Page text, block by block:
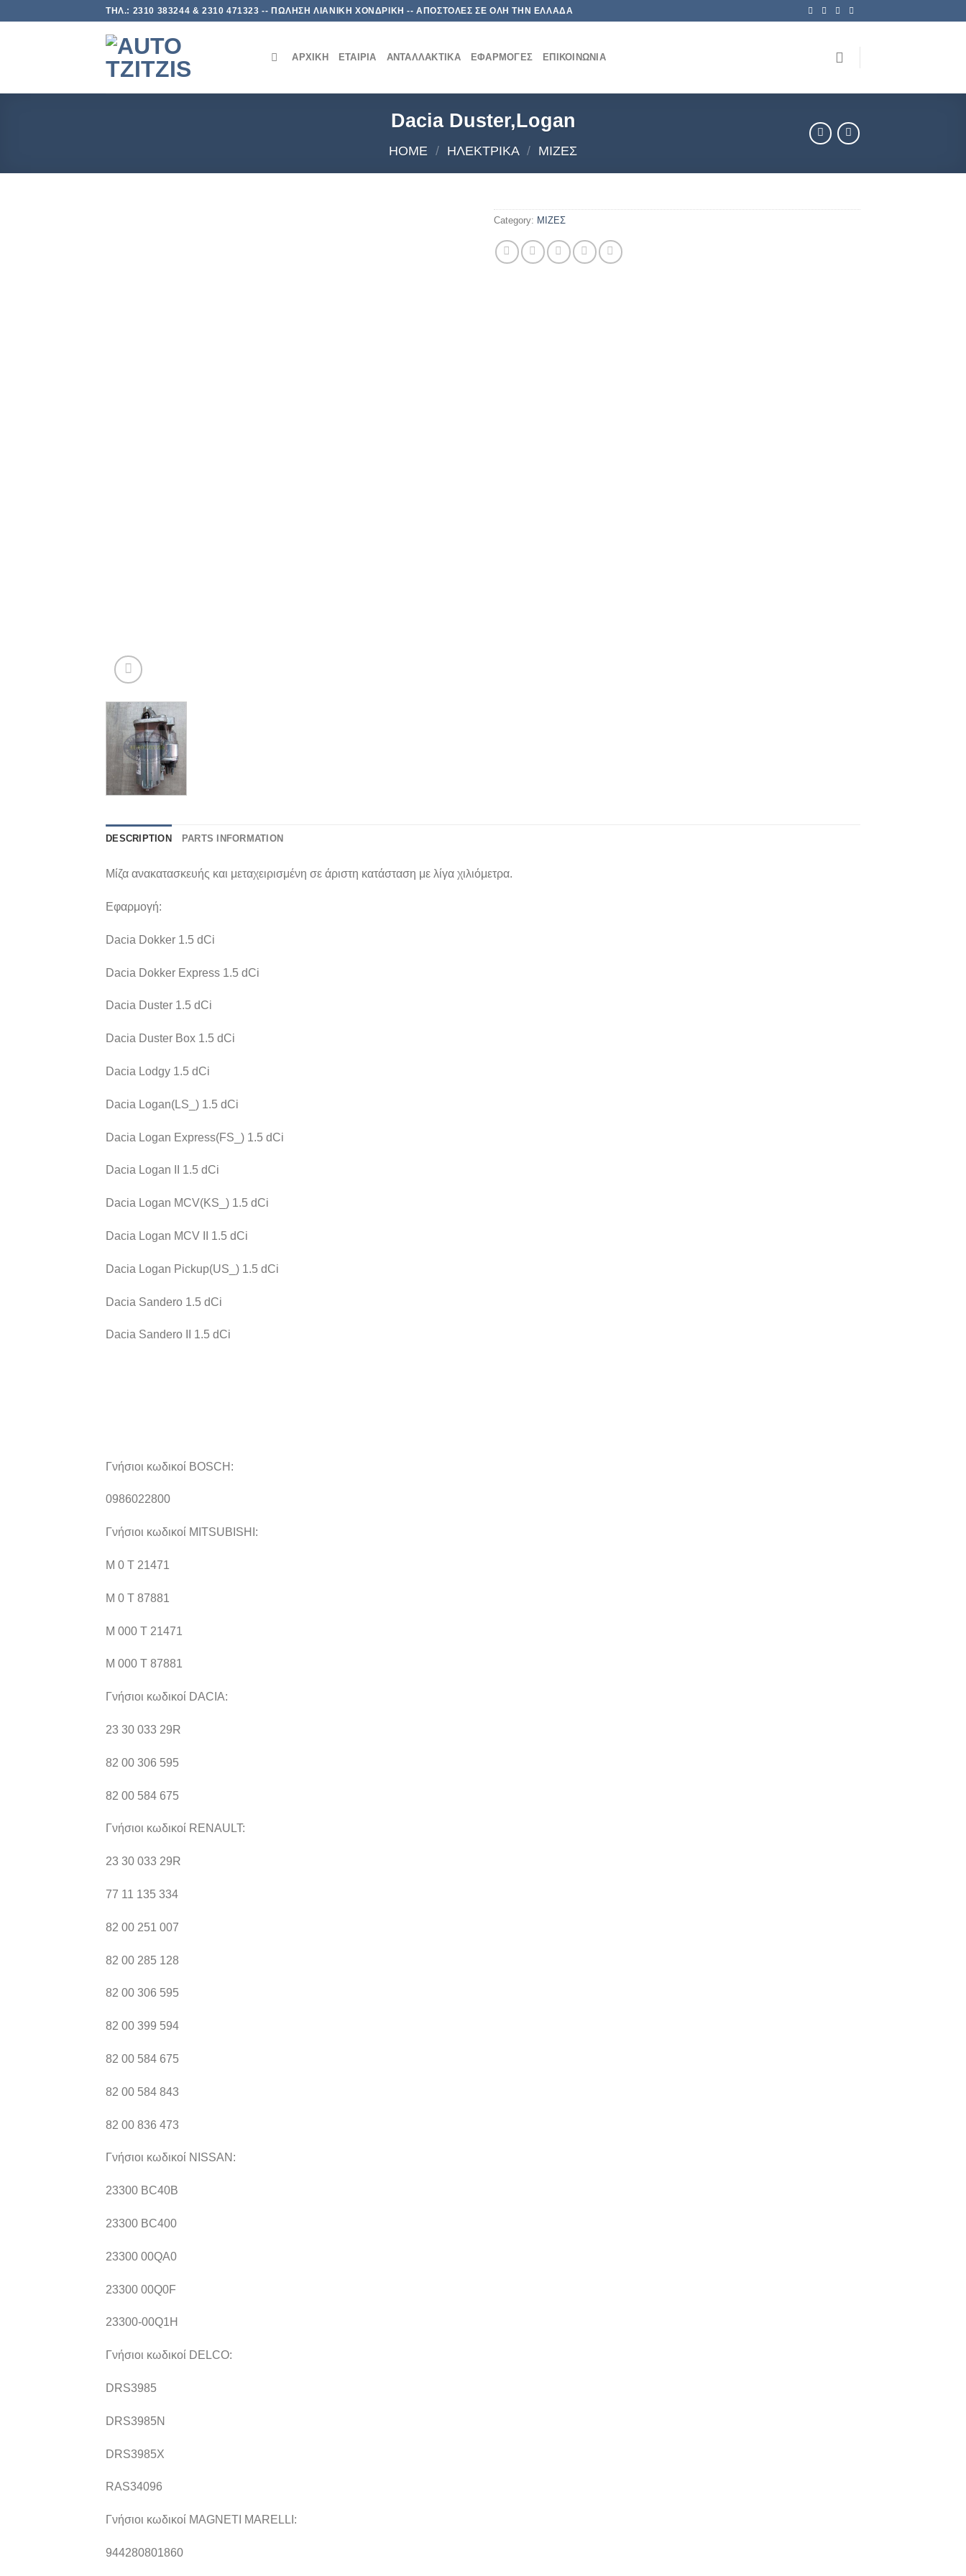
ΤΗΛ.: 2310 383244 & 2310 471323 -- ΠΩΛΗΣΗ ΛΙΑΝΙΚΗ ΧΟΝΔΡΙΚΗ -- ΑΠΟΣΤΟΛΕΣ ΣΕ ΟΛΗ ΤΗΝ ΕΛΛΑΔΑ
ΑΡΧΙΚΉ ΕΤΑΙΡΊΑ ΑΝΤΑΛΛΑΚΤΙΚΆ ΕΦΑΡΜΟΓΈΣ ΕΠΙΚΟΙΝΩΝΊΑ
Dacia Duster,Logan
HOME / ΗΛΕΚΤΡΙΚΑ / ΜΙΖΕΣ
Category: ΜΙΖΕΣ
DESCRIPTION PARTS INFORMATION
Μίζα ανακατασκευής και μεταχειρισμένη σε άριστη κατάσταση με λίγα χιλιόμετρα.
Εφαρμογή:
Dacia Dokker 1.5 dCi
Dacia Dokker Express 1.5 dCi
Dacia Duster 1.5 dCi
Dacia Duster Box 1.5 dCi
Dacia Lodgy 1.5 dCi
Dacia Logan(LS_) 1.5 dCi
Dacia Logan Express(FS_) 1.5 dCi
Dacia Logan II 1.5 dCi
Dacia Logan MCV(KS_) 1.5 dCi
Dacia Logan MCV II 1.5 dCi
Dacia Logan Pickup(US_) 1.5 dCi
Dacia Sandero 1.5 dCi
Dacia Sandero II 1.5 dCi
Γνήσιοι κωδικοί BOSCH:
0986022800
Γνήσιοι κωδικοί MITSUBISHI:
M 0 T 21471
M 0 T 87881
M 000 T 21471
M 000 T 87881
Γνήσιοι κωδικοί DACIA:
23 30 033 29R
82 00 306 595
82 00 584 675
Γνήσιοι κωδικοί RENAULT:
23 30 033 29R
77 11 135 334
82 00 251 007
82 00 285 128
82 00 306 595
82 00 399 594
82 00 584 675
82 00 584 843
82 00 836 473
Γνήσιοι κωδικοί NISSAN:
23300 BC40B
23300 BC400
23300 00QA0
23300 00Q0F
23300-00Q1H
Γνήσιοι κωδικοί DELCO:
DRS3985
DRS3985N
DRS3985X
RAS34096
Γνήσιοι κωδικοί MAGNETI MARELLI:
944280801860